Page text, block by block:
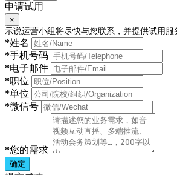
申请试用
×
示说运营小组将尽快与您联系，并提供试用服
*姓名
*手机号码
*电子邮件
*职位
*单位
*微信号
*您的需求
确定